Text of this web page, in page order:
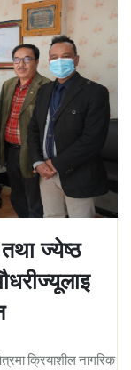
ज्येष्ठ
क्रियाशील नागरिक